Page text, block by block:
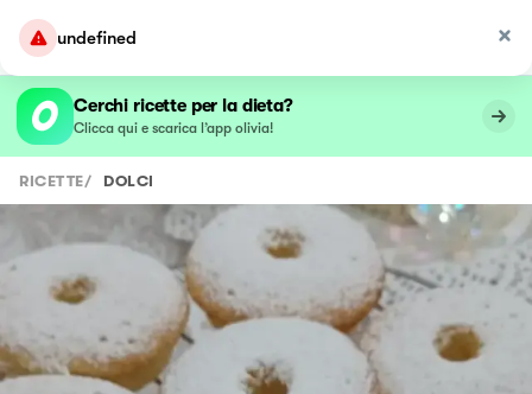
undefined
Cerchi ricette per la dieta?
Clicca qui e scarica l’app olivia!
RICETTE/ DOLCI